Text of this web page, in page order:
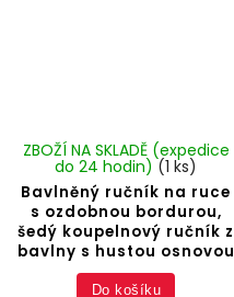
Bavlněný ručník na ruce
s ozdobnou bordurou,
šedý koupelnový ručník z
bavlny s hustou osnovou
ZBOŽÍ NA SKLADĚ (expedice
do 24 hodin) (1 ks)
Do košíku